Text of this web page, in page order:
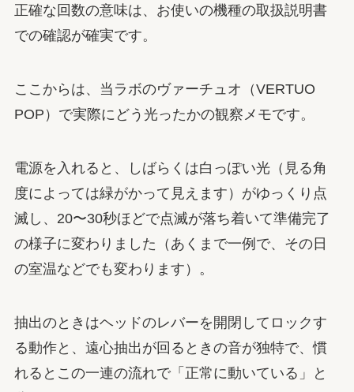
正確な回数の意味は、お使いの機種の取扱説明書
での確認が確実です。
ここからは、当ラボのヴァーチュオ（VERTUO
POP）で実際にどう光ったかの観察メモです。
電源を入れると、しばらくは白っぽい光（見る角
度によっては緑がかって見えます）がゆっくり点
滅し、20〜30秒ほどで点滅が落ち着いて準備完了
の様子に変わりました（あくまで一例で、その日
の室温などでも変わります）。
抽出のときはヘッドのレバーを開閉してロックす
る動作と、遠心抽出が回るときの音が独特で、慣
れるとこの一連の流れで「正常に動いている」と